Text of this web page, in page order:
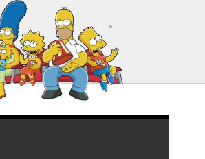
1917 – Корова Апокалипсиса